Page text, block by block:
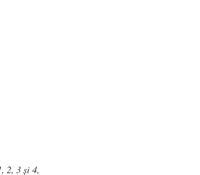
2, 3 și 4,